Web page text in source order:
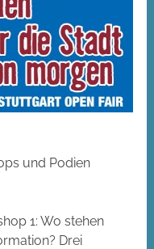
und Podien
1: Wo stehen
Drei